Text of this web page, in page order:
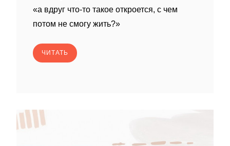
«а вдруг что-то такое откроется, с чем
потом не смогу жить?»
ЧИТАТЬ